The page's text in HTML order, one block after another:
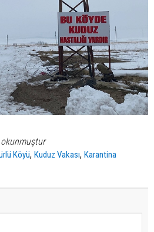
Köyü,Kuduz Vakası,Karantina